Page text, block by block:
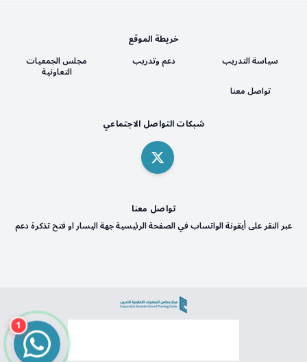
خريطة الموقع
سياسة التدريب
دعم وتدريب مجلس الجمعيات
التعاونية
تواصل معنا
شبكات التواصل الاجتماعي
تواصل معنا
عبر النقر على أيقونة الواتساب في الصفحة الرئيسية جهة اليسار او فتح تذكرة دعم
1